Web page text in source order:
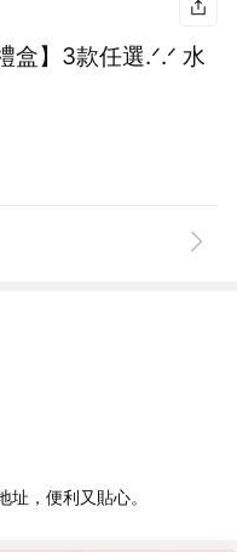
盒】3款任選.ᐟ.ᐟ 水
，便利又貼心。